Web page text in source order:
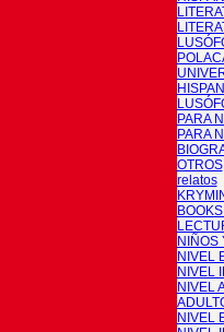
PARA
PARA
OTROS
relatos
NIÑOS
NIVEL
NIVEL
NIVEL
NIVEL